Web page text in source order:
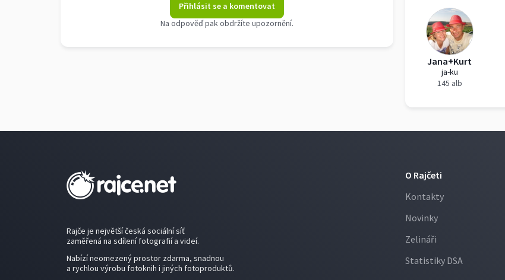
Přihlásit se a komentovat
Na odpověď pak obdržíte upozornění.
Jana+Kurt
ja-ku
145 alb
Rajče je největší česká sociální síť
zaměřená na sdílení fotografií a videí.
Nabízí neomezený prostor zdarma, snadnou
a rychlou výrobu fotoknih i jiných fotoproduktů.
O Rajčeti
Kontakty
Novinky
Zelináři
Statistiky DSA